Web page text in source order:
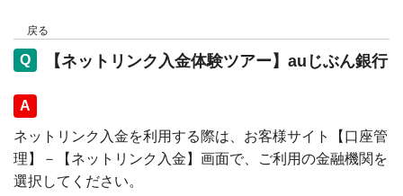
戻る
【ネットリンク入金体験ツアー】auじぶん銀行
回答
ネットリンク入金を利用する際は、お客様サイト【口座管
理】－【ネットリンク入金】画面で、ご利用の金融機関を
選択してください。